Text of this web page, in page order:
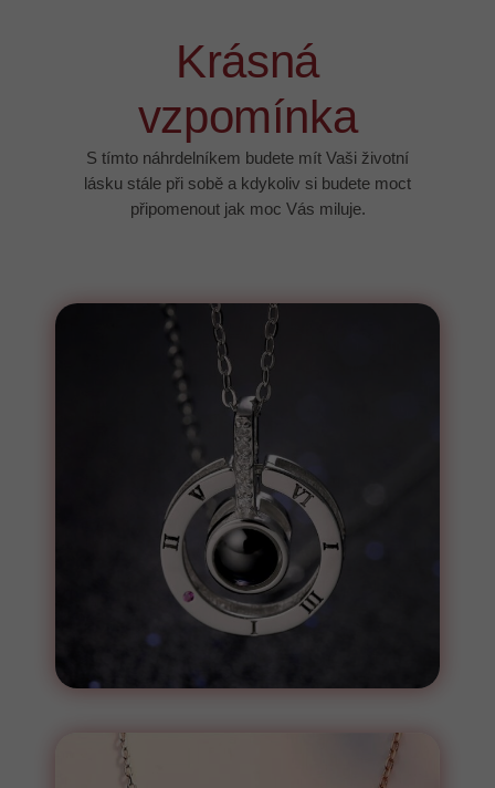
Krásná
vzpomínka
S tímto náhrdelníkem budete mít Vaši životní
lásku stále při sobě a kdykoliv si budete moct
připomenout jak moc Vás miluje.